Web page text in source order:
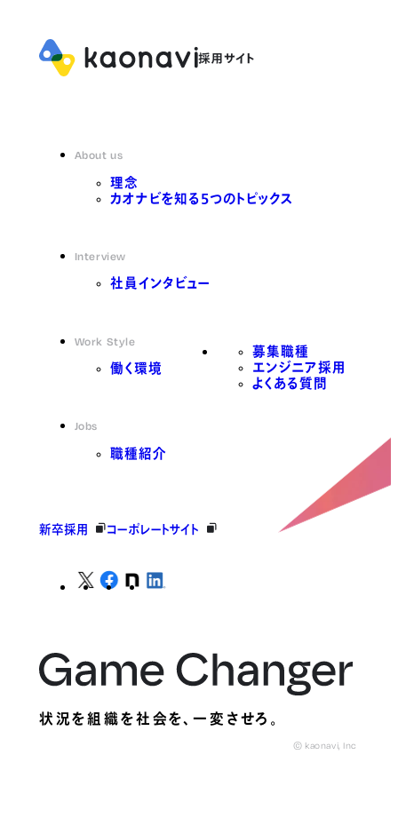
About us
理念
カオナビを知る5つのトピックス
Interview
社員インタビュー
Work Style
働く環境
Jobs
職種紹介
募集職種
エンジニア採用
よくある質問
新卒採用 コーポレートサイト
状況を組織を社会を、一変させろ。
© kaonavi, Inc